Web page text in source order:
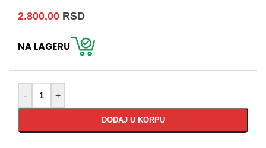
2.800,00 RSD
- +
DODAJ U KORPU